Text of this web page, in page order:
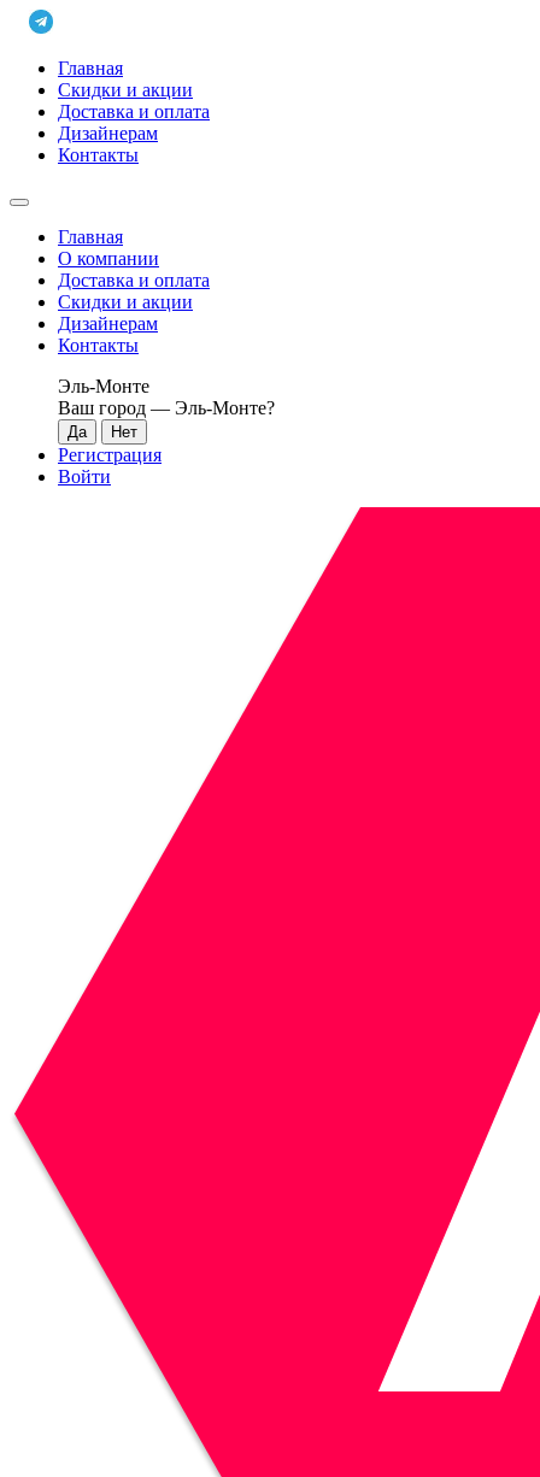
Главная
Скидки и акции
Доставка и оплата
Дизайнерам
Контакты
Главная
О компании
Доставка и оплата
Скидки и акции
Дизайнерам
Контакты
Эль-Монте
Ваш город — Эль-Монте?
Регистрация
Войти